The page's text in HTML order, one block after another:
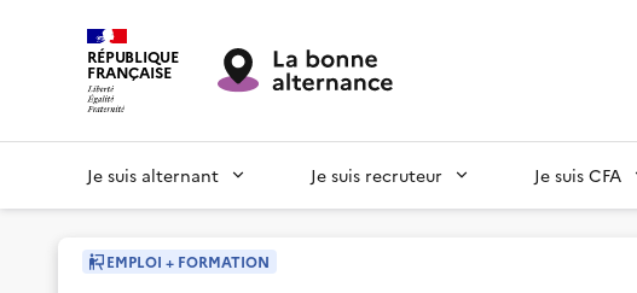
RÉPUBLIQUE
FRANÇAISE
Je suis alternant Je suis recruteur Je suis CFA
EMPLOI + FORMATION